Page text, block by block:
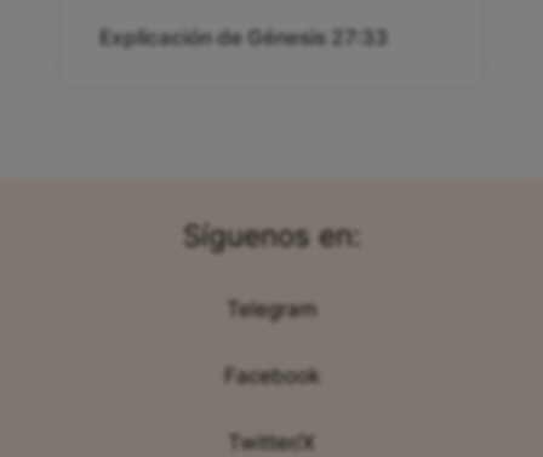
Explicación de Génesis 27:33
Síguenos en:
Telegram
Facebook
Twitter/X